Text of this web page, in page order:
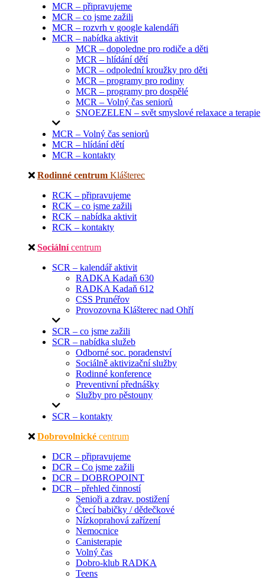
MCR – připravujeme
MCR – co jsme zažili
MCR – rozvrh v google kalendáři
MCR – nabídka aktivit
MCR – dopoledne pro rodiče a děti
MCR – hlídání dětí
MCR – odpolední kroužky pro děti
MCR – programy pro rodiny
MCR – programy pro dospělé
MCR – Volný čas seniorů
SNOEZELEN – svět smyslové relaxace a terapie
MCR – Volný čas seniorů
MCR – hlídání dětí
MCR – kontakty
Rodinné centrum Klášterec
RCK – připravujeme
RCK – co jsme zažili
RCK – nabídka aktivit
RCK – kontakty
Sociální centrum
SCR – kalendář aktivit
RADKA Kadaň 630
RADKA Kadaň 612
CSS Prunéřov
Provozovna Klášterec nad Ohří
SCR – co jsme zažili
SCR – nabídka služeb
Odborné soc. poradenství
Sociálně aktivizační služby
Rodinné konference
Preventivní přednášky
Služby pro pěstouny
SCR – kontakty
Dobrovolnické centrum
DCR – připravujeme
DCR – Co jsme zažili
DCR – DOBROPOINT
DCR – přehled činností
Senioři a zdrav. postižení
Čtecí babičky / dědečkové
Nízkoprahová zařízení
Nemocnice
Canisterapie
Volný čas
Dobro-klub RADKA
Teens